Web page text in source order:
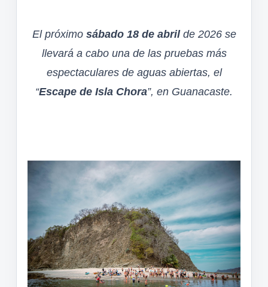
El próximo sábado 18 de abrilde 2026 se
llevará a cabo una de las pruebas más
espectaculares de aguas abiertas, el
“Escape de Isla Chora”, en Guanacaste.